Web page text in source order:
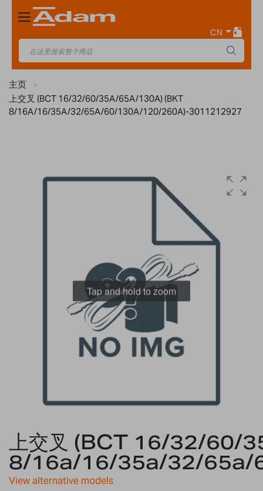
Toggle
Nav
CN
主页
上交叉 (BCT 16/32/60/35A/65A/130A) (BKT
8/16A/16/35A/32/65A/60/130A/120/260A)-3011212927
Tap and hold to zoom
the
beginning
of
the
上交叉 (BCT 16/32/60/
8/16a/16/35a/32/
View alternative models